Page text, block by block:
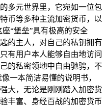
多元世界里，它宛如一位包
币等多种主流加密货币，以
“堡垒”具有极高的安全
的主人，对自己的私钥拥有
有用户本人能够自由地访问
的私密领地中自由驰骋，不
一本简洁易懂的说明书，
大，无论是刚刚踏入加密货
丰富、身经百战的加密货币